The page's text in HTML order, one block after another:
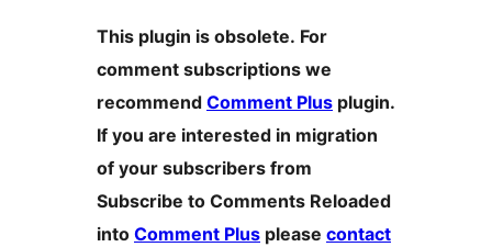
This plugin is obsolete. For
comment subscriptions we
recommend Comment Plus plugin.
If you are interested in migration
of your subscribers from
Subscribe to Comments Reloaded
into Comment Plus please contact